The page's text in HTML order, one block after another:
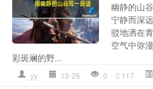
幽静的山
宁静而深
驳地洒在
空气中弥
彩斑斓的野...
yy 12-26 0 117